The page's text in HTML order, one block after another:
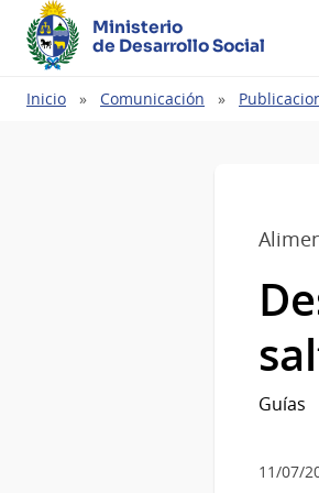
Ministerio
de Desarrollo Social
Ruta
Inicio Comunicación
Guías
11/07/